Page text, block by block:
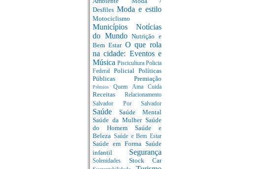
Desfiles Moda e estilo
Motociclismo
Municípios Notícias
do MundoNutrição e
Bem Estar O que rola
na cidade: Eventos e
Música Piscicultura Policia
Federal Policial Políticas
Públicas Premiação
PrêmiosQuem Ama Cuida
Receitas Relacionamento
Salvador Por Salvador
Saúde Saúde Mental
Saúde da Mulher Saúde
do Homem Saúde e
Beleza Saúde e Bem Estar
Saúde em Forma Saúde
infantil Segurança
Solenidades Stock Car